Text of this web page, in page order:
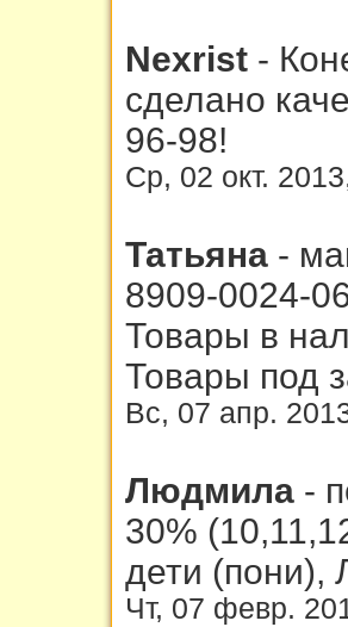
Nexrist -
сделано
96-98!
Ср, 02 окт.
Татьяна -
8909-0024-
Товары в
Товары под
Вс, 07 апр.
Людмила -
30%
дети (пони),
Чт, 07 февр.